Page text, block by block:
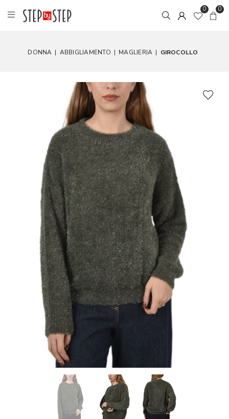
0 0
DONNA | ABBIGLIAMENTO | MAGLIERIA | GIROCOLLO